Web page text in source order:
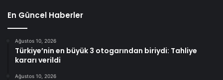
En Güncel Haberler
Ağustos 10, 2026
Türkiye’nin en büyük 3 otogarından biriydi: Tahliye
kararı verildi
Ağustos 10, 2026